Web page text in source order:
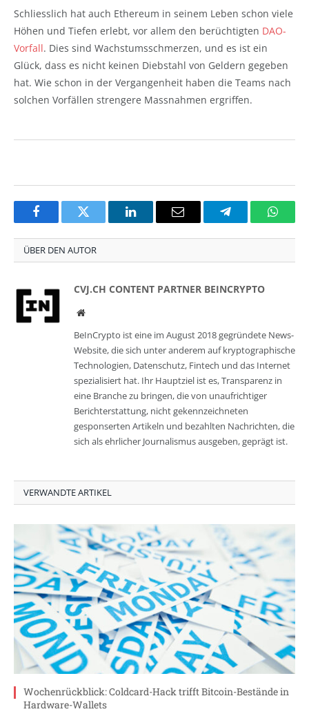
Schliesslich hat auch Ethereum in seinem Leben schon viele
Höhen und Tiefen erlebt, vor allem den berüchtigten DAO-
Vorfall. Dies sind Wachstumsschmerzen, und es ist ein
Glück, dass es nicht keinen Diebstahl von Geldern gegeben
hat. Wie schon in der Vergangenheit haben die Teams nach
solchen Vorfällen strengere Massnahmen ergriffen.
FacebookTwitter LinkedInEmail Telegram
ÜBER DEN AUTOR
CVJ.CH CONTENT PARTNER BEINCRYPTO
Website
BeInCrypto ist eine im August 2018 gegründete News-
Website, die sich unter anderem auf kryptographische
Technologien, Datenschutz, Fintech und das Internet
spezialisiert hat. Ihr Hauptziel ist es, Transparenz in
eine Branche zu bringen, die von unaufrichtiger
Berichterstattung, nicht gekennzeichneten
gesponserten Artikeln und bezahlten Nachrichten, die
sich als ehrlicher Journalismus ausgeben, geprägt ist.
VERWANDTE ARTIKEL
Wochenrückblick: Coldcard-Hack trifft Bitcoin-Bestände in
Hardware-Wallets